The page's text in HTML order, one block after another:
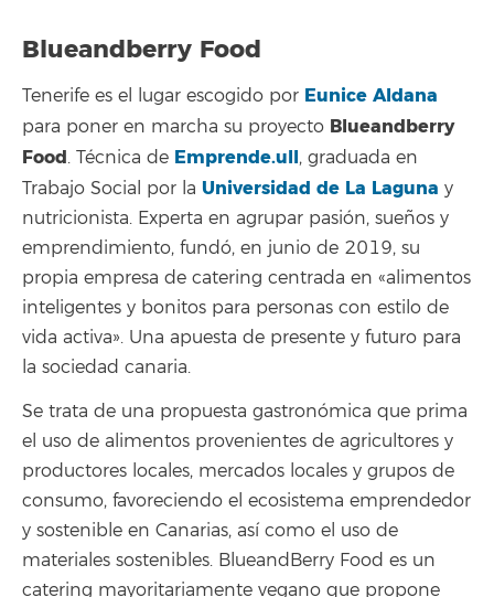
Blueandberry Food
Tenerife es el lugar escogido por Eunice Aldana
para poner en marcha su proyecto Blueandberry
Food. Técnica de Emprende.ull, graduada en
Trabajo Social por la Universidad de La Laguna y
nutricionista. Experta en agrupar pasión, sueños y
emprendimiento, fundó, en junio de 2019, su
propia empresa de catering centrada en «alimentos
inteligentes y bonitos para personas con estilo de
vida activa». Una apuesta de presente y futuro para
la sociedad canaria.
Se trata de una propuesta gastronómica que prima
el uso de alimentos provenientes de agricultores y
productores locales, mercados locales y grupos de
consumo, favoreciendo el ecosistema emprendedor
y sostenible en Canarias, así como el uso de
materiales sostenibles. BlueandBerry Food es un
catering mayoritariamente vegano que propone